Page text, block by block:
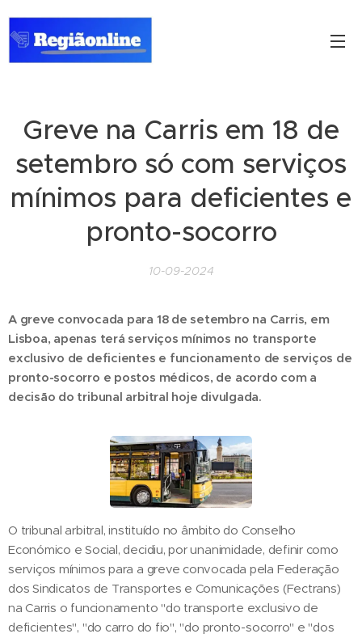
Greve na Carris em 18 de
setembro só com serviços
mínimos para deficientes e
pronto-socorro
10-09-2024
A greve convocada para 18 de setembro na Carris, em
Lisboa, apenas terá serviços mínimos no transporte
exclusivo de deficientes e funcionamento de serviços de
pronto-socorro e postos médicos, de acordo com a
decisão do tribunal arbitral hoje divulgada.
O tribunal arbitral, instituído no âmbito do Conselho
Económico e Social, decidiu, por unanimidade, definir como
serviços mínimos para a greve convocada pela Federação
dos Sindicatos de Transportes e Comunicações (Fectrans)
na Carris o funcionamento "do transporte exclusivo de
deficientes", "do carro do fio", "do pronto-socorro" e "dos